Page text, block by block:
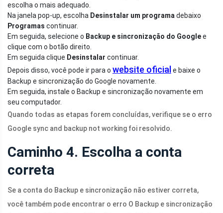
escolha o mais adequado.
Na janela pop-up, escolha Desinstalar um programa debaixo
Programas continuar.
Em seguida, selecione o Backup e sincronização do Googlee
clique com o botão direito.
Em seguida clique Desinstalar continuar.
Depois disso, você pode ir para o website oficiale baixe o
Backup e sincronização do Google novamente.
Em seguida, instale o Backup e sincronização novamente em
seu computador.
Quando todas as etapas forem concluídas, verifique se o erro
Google sync and backup not working foi resolvido.
Caminho 4. Escolha a conta
correta
Se a conta do Backup e sincronização não estiver correta,
você também pode encontrar o erro O Backup e sincronização